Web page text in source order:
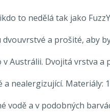
to nedělá tak jako
a prošité, aby
Austrálii. Dvojitá vrstva
a nealergizující.
vodě a v podobných